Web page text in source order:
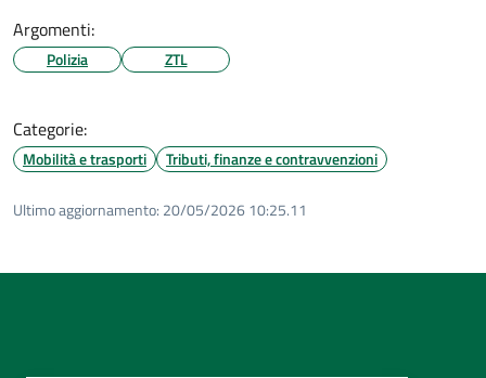
Argomenti:
Polizia ZTL
Categorie:
Mobilità e trasporti Tributi, finanze e contravvenzioni
Ultimo aggiornamento: 20/05/2026 10:25.11